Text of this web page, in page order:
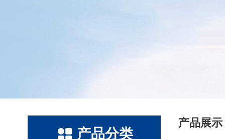
产品分类
产品展示